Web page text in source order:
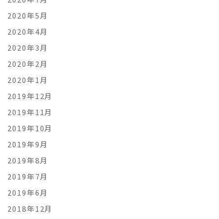
2020年5月
2020年4月
2020年3月
2020年2月
2020年1月
2019年12月
2019年11月
2019年10月
2019年9月
2019年8月
2019年7月
2019年6月
2018年12月